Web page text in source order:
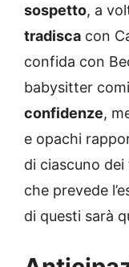
sospetto, a
tradisca con
confida con
babysitter
confidenze,
e opachi
di ciascuno dei
che prevede
di questi sarà